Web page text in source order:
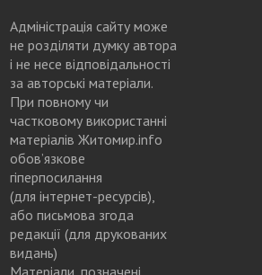
Адміністрація сайту може
не розділяти думку автора
і не несе відповідальності
за авторські матеріали.
При повному чи
частковому використанні
матеріалів Житомир.info
обов’язкове
гіперпосилання
(для інтернет-ресурсів),
або письмова згода
редакції (для друкованих
видань)